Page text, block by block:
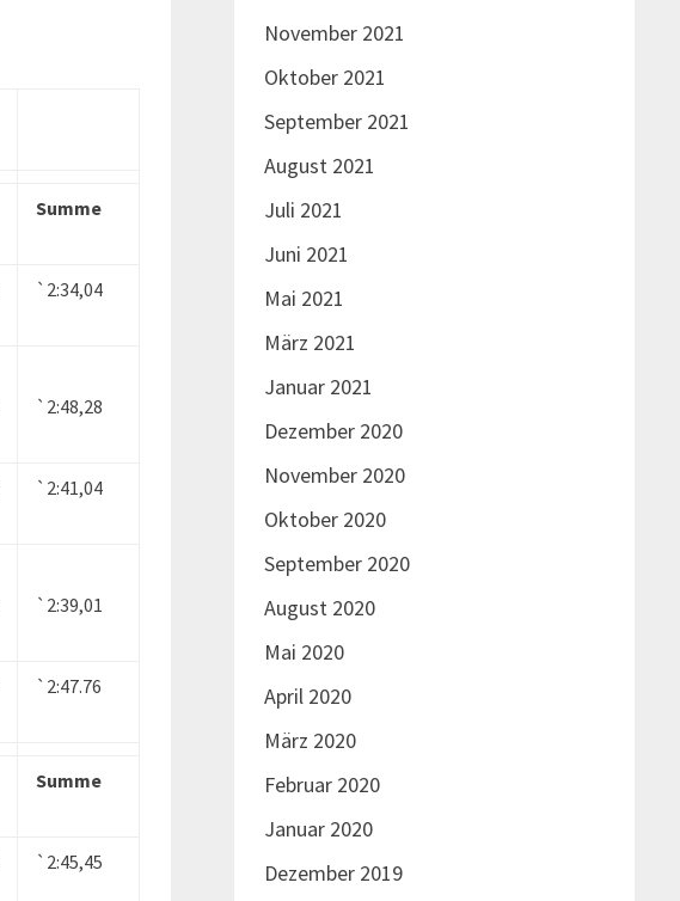
Summe
`2:34,04
`2:48,28
`2:41,04
`2:39,01
`2:47.76
Summe
`2:45,45
November 2021
Oktober 2021
September 2021
August 2021
Juli 2021
Juni 2021
Mai 2021
März 2021
Januar 2021
Dezember 2020
November 2020
Oktober 2020
September 2020
August 2020
Mai 2020
April 2020
März 2020
Februar 2020
Januar 2020
Dezember 2019